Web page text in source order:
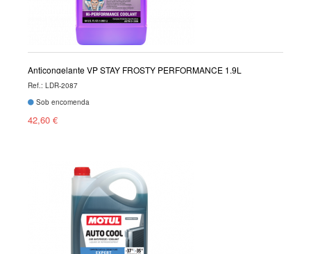
Anticongelante VP STAY FROSTY PERFORMANCE 1.9L
Ref.: LDR-2087
Sob encomenda
42,60 €